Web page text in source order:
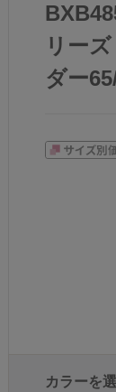
リー
ダー
カラーを